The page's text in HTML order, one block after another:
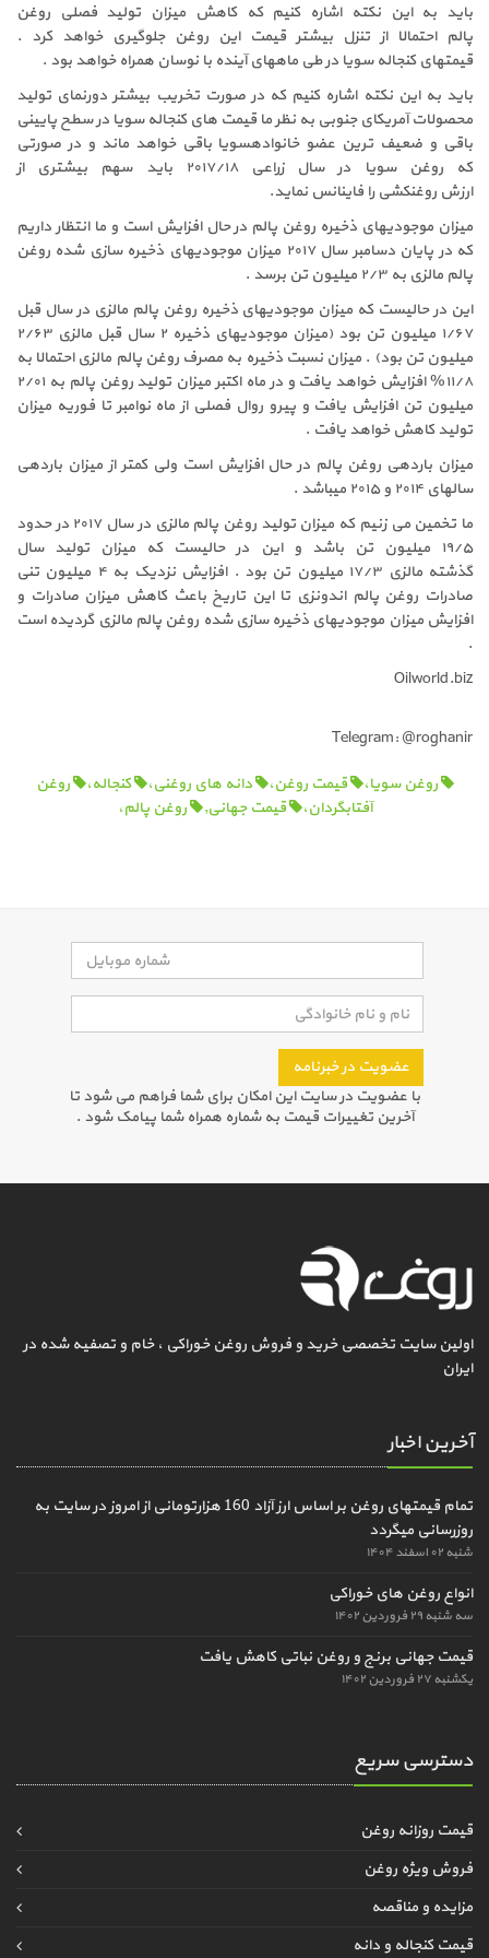
باید به این نکته اشاره کنیم که کاهش میزان تولید فصلی روغن
پالم احتمالا از تنزل بیشتر قیمت این روغن جلوگیری خواهد کرد .
قیمتهای کنجاله سویا در طی ماههای آینده با نوسان همراه خواهد بود .
باید به این نکته اشاره کنیم که در صورت تخریب بیشتر دورنمای تولید
محصولات آمریکای جنوبی به نظر ما قیمت های کنجاله سویا در سطح پایینی
باقی و ضعیف ترین عضو خانوادهسویا باقی خواهد ماند و در صورتی
که روغن سویا در سال زراعی ۲۰۱۷/۱۸ باید سهم بیشتری از
ارزش روغنکشی را فاینانس نماید.
میزان موجودیهای ذخیره روغن پالم در حال افزایش است و ما انتظار داریم
که در پایان دسامبر سال ۲۰۱۷ میزان موجودیهای ذخیره سازی شده روغن
پالم مالزی به ۲/۳ میلیون تن برسد .
این در حالیست که میزان موجودیهای ذخیره روغن پالم مالزی در سال قبل
۱/۶۷ میلیون تن بود (میزان موجودیهای ذخیره ۲ سال قبل مالزی ۲/۶۳
میلیون تن بود) . میزان نسبت ذخیره به مصرف روغن پالم مالزی احتمالا به
۱۱/۸% افزایش خواهد یافت و در ماه اکتبر میزان تولید روغن پالم به ۲/۰۱
میلیون تن افزایش یافت و پیرو روال فصلی از ماه نوامبر تا فوریه میزان
تولید کاهش خواهد یافت .
میزان باردهی روغن پالم در حال افزایش است ولی کمتر از میزان باردهی
سالهای ۲۰۱۴ و ۲۰۱۵ میباشد .
ما تخمین می زنیم که میزان تولید روغن پالم مالزی در سال ۲۰۱۷ در حدود
۱۹/۵ میلیون تن باشد و این در حالیست که میزان تولید سال
گذشته مالزی ۱۷/۳ میلیون تن بود . افزایش نزدیک به ۴ میلیون تنی
صادرات روغن پالم اندونزی تا این تاریخ باعث کاهش میزان صادرات و
افزایش میزان موجودیهای ذخیره سازی شده روغن پالم مالزی گردیده است
.
Oilworld.biz
Telegram: @roghanir
روغن سویا،
قیمت روغن، دانه های روغنی، کنجاله،
روغن
آفتابگردان،
قیمت جهانی, روغن پالم،
عضویت در خبرنامه
با عضویت در سایت این امکان برای شما فراهم می شود تا
آخرین تغییرات قیمت به شماره همراه شما پیامک شود .
اولین سایت تخصصی خرید و فروش روغن خوراکی ، خام و تصفیه شده در
ایران
آخرین اخبار
تمام قیمتهای روغن بر اساس ارز آزاد 160 هزارتومانی از امروز در سایت به
روزرسانی میگردد
شنبه ۰۲ اسفند ۱۴۰۴
انواع روغن های خوراکی
سه شنبه ۲۹ فروردین ۱۴۰۲
قیمت جهانی برنج و روغن نباتی کاهش یافت
یکشنبه ۲۷ فروردین ۱۴۰۲
دسترسی سریع
قیمت روزانه روغن
فروش ویژه روغن
مزایده و مناقصه
قیمت کنجاله و دانه